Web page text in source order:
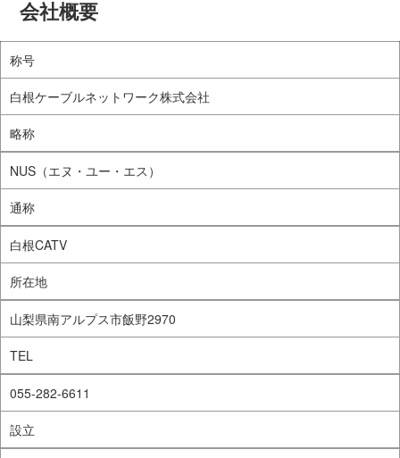
会社概要
称号
白根ケーブルネットワーク株式会社
略称
NUS（エヌ・ユー・エス）
通称
白根CATV
所在地
山梨県南アルプス市飯野2970
TEL
055-282-6611
設立